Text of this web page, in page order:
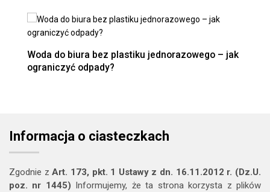
Woda do biura bez plastiku jednorazowego – jak
ograniczyć odpady?
Informacja o ciasteczkach
Zgodnie zArt. 173, pkt. 1 Ustawy z dn. 16.11.2012 r. (Dz.U.
poz. nr 1445) Informujemy, że ta strona korzysta z plików